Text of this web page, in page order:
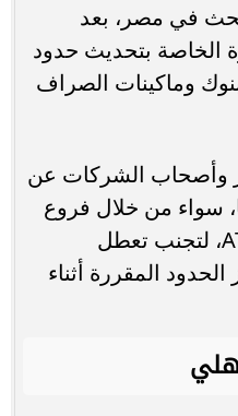
البحث في مصر، بعد
الخاصة بتحديث حدود
وماكينات الصراف
وأصحاب الشركات عن
سواء من خلال فروع
البنوك أو عبر ماكينات ATM، لتجنب تعطل
الحدود المقررة أثناء